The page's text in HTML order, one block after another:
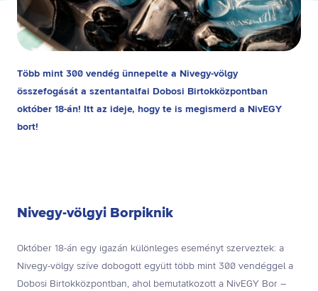
Több mint 300 vendég ünnepelte a Nivegy-völgy
összefogását a szentantalfai Dobosi Birtokközpontban
október 18-án! Itt az ideje, hogy te is megismerd a NivEGY
bort!
Nivegy-völgyi Borpiknik
Október 18-án egy igazán különleges eseményt szerveztek: a
Nivegy-völgy szíve dobogott együtt több mint 300 vendéggel a
Dobosi Birtokközpontban, ahol bemutatkozott a NivEGY Bor –